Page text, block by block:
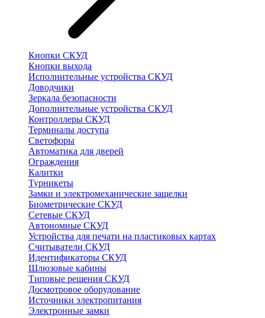
Кнопки СКУД
Кнопки выхода
Исполнительные устройства СКУД
Доводчики
Зеркала безопасности
Дополнительные устройства СКУД
Контроллеры СКУД
Терминалы доступа
Светофоры
Автоматика для дверей
Ограждения
Калитки
Турникеты
Замки и электромеханические защелки
Биометрические СКУД
Сетевые СКУД
Автономные СКУД
Устройства для печати на пластиковых картах
Считыватели СКУД
Идентификаторы СКУД
Шлюзовые кабины
Типовые решения СКУД
Досмотровое оборудование
Источники электропитания
Электронные замки